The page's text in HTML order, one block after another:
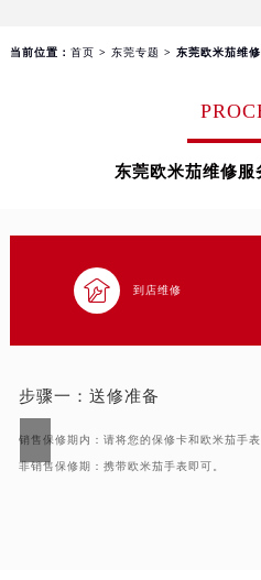
当前位置： 首页 > 东莞专题 > 东莞欧米茄维
东莞欧米茄维修服
 到店维修
步骤一： 送修准备
销售保修期内：请将您的保修卡和欧米茄手
非销售保修期：携带欧米茄手表即可。